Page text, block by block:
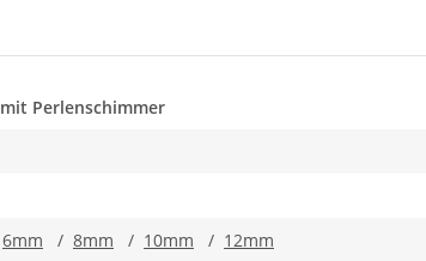
mit Perlenschimmer
6mm / 8mm / 10mm / 12mm